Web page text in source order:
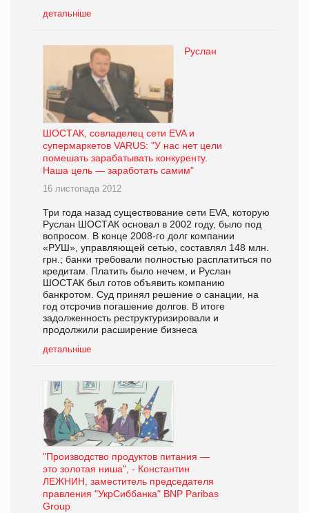
детальніше
Руслан
ШОСТАК, совладелец сети EVA и
супермаркетов VARUS: "У нас нет цели
помешать зарабатывать конкуренту.
Наша цель — заработать самим"
16 листопада 2012
Три года назад существование сети EVA, которую
Руслан ШОСТАК основал в 2002 году, было под
вопросом. В конце 2008-го долг компании
«РУШ», управляющей сетью, составлял 148 млн.
грн.; банки требовали полностью расплатиться по
кредитам. Платить было нечем, и Руслан
ШОСТАК был готов объявить компанию
банкротом. Суд принял решение о санации, на
год отсрочив погашение долгов. В итоге
задолженность реструктуризировали и
продолжили расширение бизнеса
детальніше
"Производство продуктов питания —
это золотая ниша", - Константин
ЛЕЖНИН, заместитель председателя
правления "УкрСиббанка" BNP Paribas
Group